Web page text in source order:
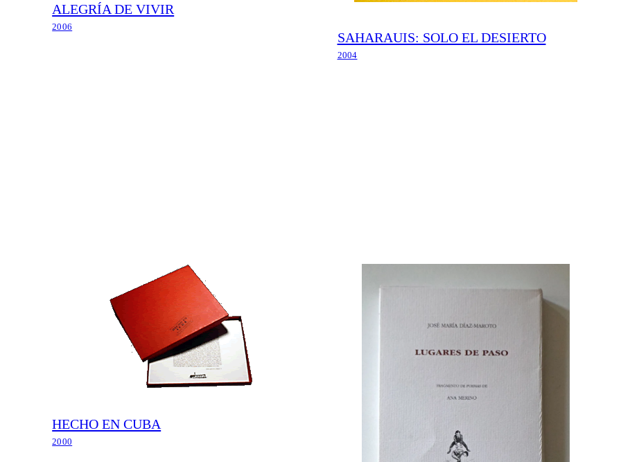
ALEGRÍA DE VIVIR
2006
SAHARAUIS: SOLO EL DESIERTO
2004
HECHO EN CUBA
2000